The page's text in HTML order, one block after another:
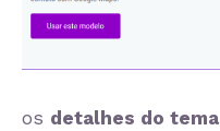
os detalhes do tema